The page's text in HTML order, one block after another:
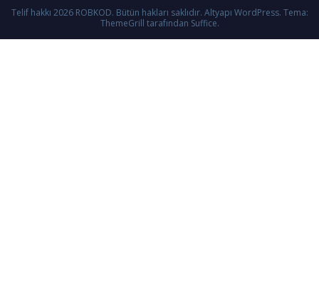
Telif hakkı 2026 ROBKOD. Bütün hakları saklıdır. Altyapı WordPress. Tema:
ThemeGrill tarafından Suffice.